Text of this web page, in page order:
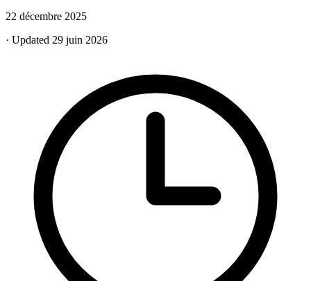
22 décembre 2025
· Updated 29 juin 2026